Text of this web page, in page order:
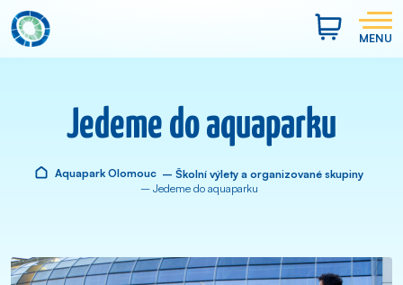
MENU
Jedeme do aquaparku
Aquapark Olomouc – Školní výlety a organizované skupiny
– Jedeme do aquaparku